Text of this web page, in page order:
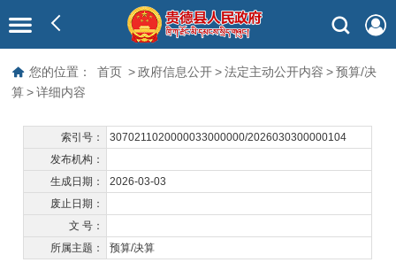
您的位置： 首页 > 政府信息公开 > 法定主动公开内容 > 预算/决
算 > 详细内容
索引号：
3070211020000033000000/2026030300000104
发布机构：
生成日期：
2026-03-03
废止日期：
文 号：
所属主题：
预算/决算